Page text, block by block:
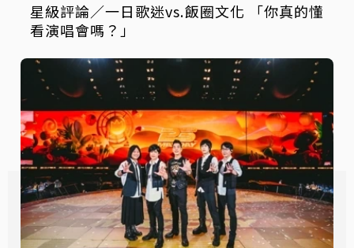
星級評論／一日歌迷vs.飯圈文化 「你真的懂
看演唱會嗎？」